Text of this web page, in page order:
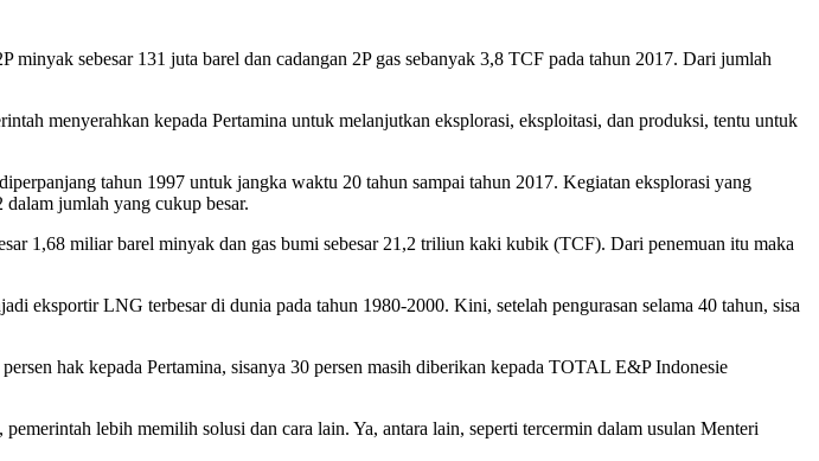
sebesar 131 juta barel dan cadangan 2P gas sebanyak 3,8 TCF pada tahun 2017. Dari jumlah
menyerahkan kepada Pertamina untuk melanjutkan eksplorasi, eksploitasi, dan produksi, tentu untuk
tahun 1997 untuk jangka waktu 20 tahun sampai tahun 2017. Kegiatan eksplorasi yang
jumlah yang cukup besar.
1,68 miliar barel minyak dan gas bumi sebesar 21,2 triliun kaki kubik (TCF). Dari penemuan itu maka
eksportir LNG terbesar di dunia pada tahun 1980-2000. Kini, setelah pengurasan selama 40 tahun, sisa
hak kepada Pertamina, sisanya 30 persen masih diberikan kepada TOTAL E&P Indonesie
lebih memilih solusi dan cara lain. Ya, antara lain, seperti tercermin dalam usulan Menteri